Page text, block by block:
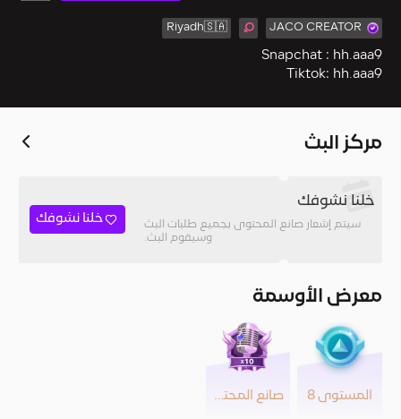
JACO CREATOR
Riyadh🇸🇦
Snapchat : hh.aaa9
Tiktok: hh.aaa9
مركز البث
خلنا نشوفك
سيتم إشعار صانع المحتوى بجميع طلبات البث
وسيقوم البث.
خلنا نشوفك
معرض الأوسمة
المستوى 8 صانع المحتوى